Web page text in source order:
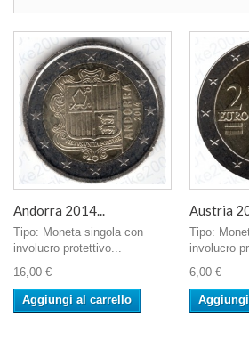
Andorra 2014...
Tipo: Moneta singola con
involucro protettivo...
16,00 €
Aggiungi al carrello
Austria
Tipo:
involucro
6,00 €